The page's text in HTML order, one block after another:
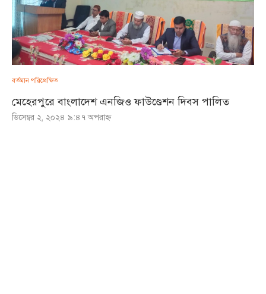
বর্তমান পরিপ্রেক্ষিত
মেহেরপুরে বাংলাদেশ এনজিও ফাউণ্ডেশন দিবস পালিত
ডিসেম্বর ২, ২০২৪ ৯:৪৭ অপরাহ্ণ